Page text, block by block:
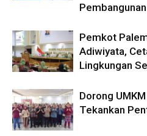
Pembangunan
Pemkot
Adiwiyata,
Lingkungan
Dorong
Tekankan